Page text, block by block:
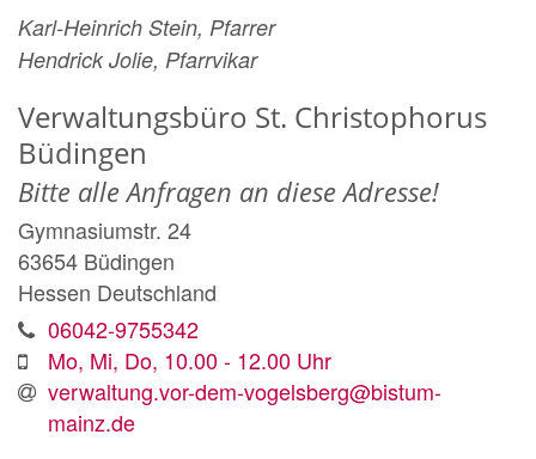
Karl-Heinrich Stein, Pfarrer
Hendrick Jolie, Pfarrvikar
Verwaltungsbüro St. Christophorus
Büdingen
Bitte alle Anfragen an diese Adresse!
Gymnasiumstr. 24
63654 Büdingen
Hessen Deutschland
06042-9755342
Mo, Mi, Do, 10.00 - 12.00 Uhr
verwaltung.vor-dem-vogelsberg@bistum-
mainz.de